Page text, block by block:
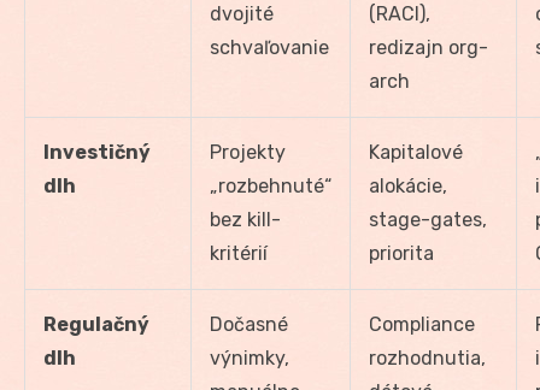
dvojité
schvaľovanie
(RACI),
redizajn org-
arch
Investičný
dlh
Projekty
„rozbehnuté“
bez kill-
kritérií
Kapitalové
alokácie,
stage-gates,
priorita
Regulačný
dlh
Dočasné
výnimky,
Compliance
rozhodnutia,